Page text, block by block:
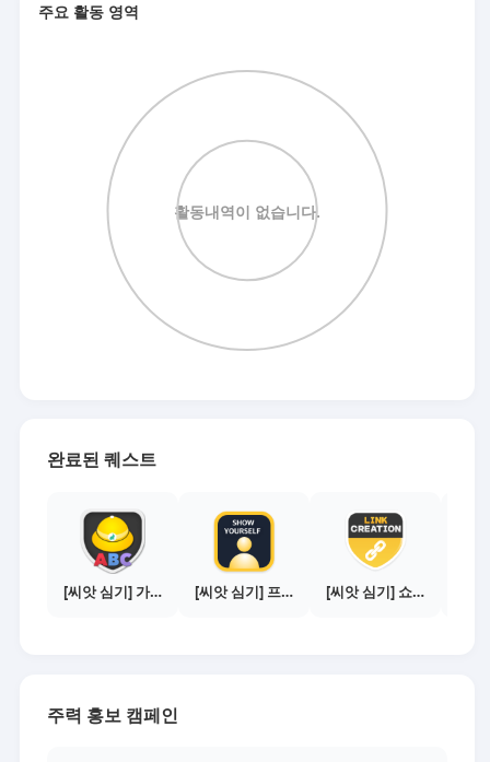
주요 활동 영역
완료된 퀘스트
[씨앗 심기] 가이드보기 - 매체별 활동 가이드 [씨앗 심기] 프로필 사진 등록하기 [씨앗 심기] 쇼핑몰 링크 발급하기 - 제휴몰 3곳
주력 홍보 캠페인